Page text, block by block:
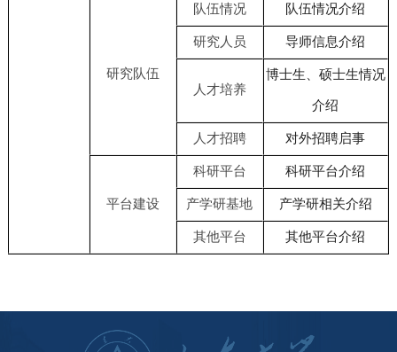
研究队伍
队伍情况 队伍情况介绍
研究人员 导师信息介绍
人才培养
博士生、硕士生情况
介绍
人才招聘 对外招聘启事
平台建设
科研平台 科研平台介绍
产学研基地 产学研相关介绍
其他平台 其他平台介绍